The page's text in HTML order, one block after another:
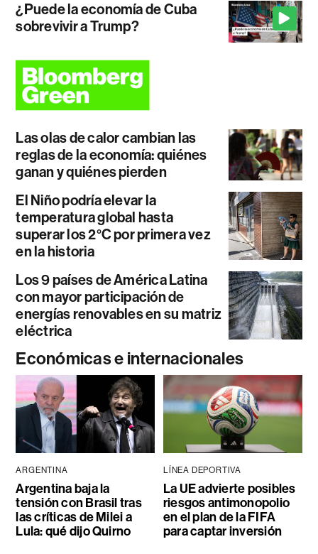
¿Puede la economía de Cuba
sobrevivir a Trump?
Las olas de calor cambian las
reglas de la economía: quiénes
ganan y quiénes pierden
El Niño podría elevar la
temperatura global hasta
superar los 2°C por primera vez
en la historia
Los 9 países de América Latina
con mayor participación de
energías renovables en su matriz
eléctrica
Económicas e internacionales
ARGENTINA
Argentina baja la
tensión con Brasil tras
las críticas de Milei a
Lula: qué dijo Quirno
LÍNEA DEPORTIVA
La UE advierte posibles
riesgos antimonopolio
en el plan de la FIFA
para captar inversión